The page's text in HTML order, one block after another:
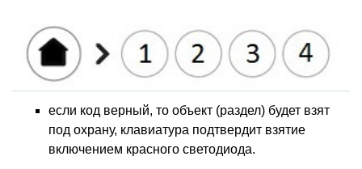
если код верный, то объект (раздел) будет взят
под охрану, клавиатура подтвердит взятие
включением красного светодиода.